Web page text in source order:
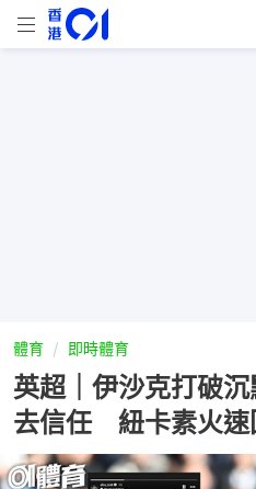
體育 即時體育
英超｜伊沙克打破
去信任 紐卡素火速